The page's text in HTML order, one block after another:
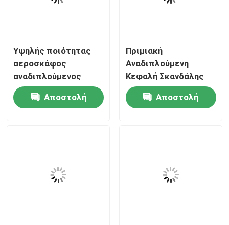
Υψηλής ποιότητας
αεροσκάφος
αναδιπλούμενος
ενεργοποιητής
σκανδάλη με
ενσωματωμένο
σωλήνα επέκτασης
Αποστολή
Πριμιακή
Αναδιπλούμενη
Κεφαλή Σκανδάλης
Αεροζόλ με Στεγανό
ΜηχανισμόΑποστολή